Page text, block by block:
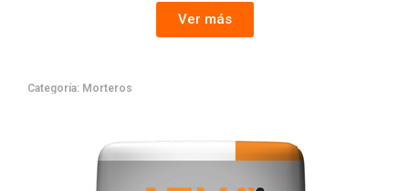
Ver más
Categoría: Morteros